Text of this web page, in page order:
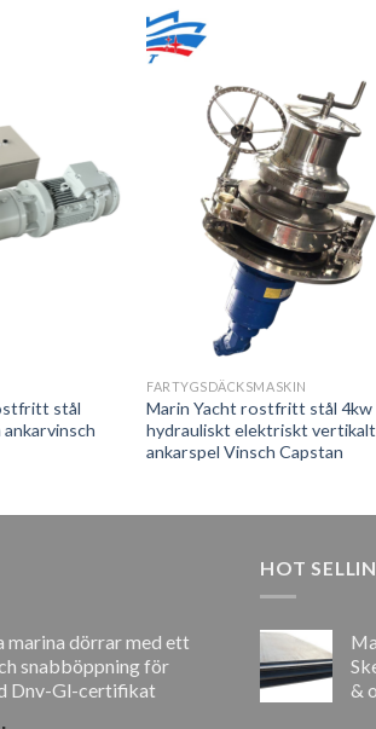
stål
FARTYGSDÄCKSMASKIN
Marin Yacht rostfritt stål 4kw
hydrauliskt elektriskt vertikalt
ankarspel Vinsch Capstan
marina dörrar med ett
snabböppning för
Dnv-Gl-certifikat
HOT
&